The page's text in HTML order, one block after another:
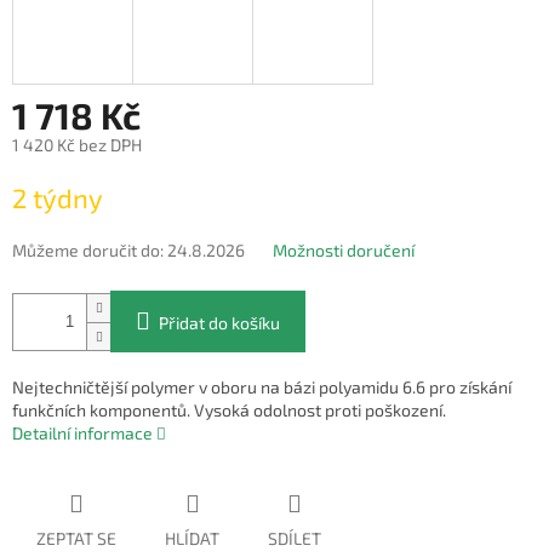
1 718 Kč
1 420 Kč bez DPH
cena:
2 týdny
Můžeme doručit do:24.8.2026 Možnosti doručení
Přidat do košíku
Nejtechničtější polymer v oboru na bázi polyamidu 6.6 pro získání
funkčních komponentů. Vysoká odolnost proti poškození.
Detailní informace
ZEPTAT SE HLÍDAT SDÍLET